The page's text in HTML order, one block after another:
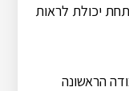
יכולת לראות
הראשונה